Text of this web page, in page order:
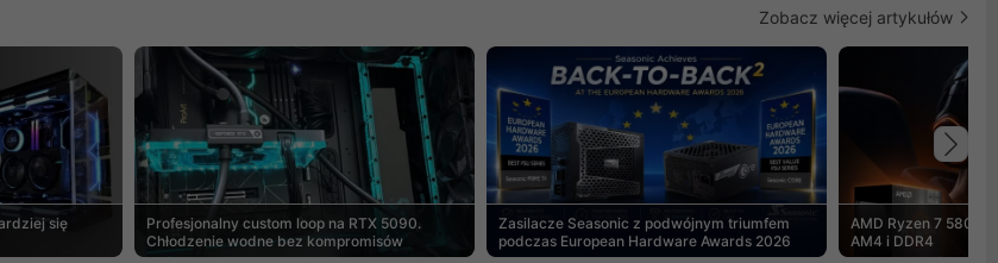
Zobacz więcej artykułów
się
Profesjonalny custom loop na RTX 5090.
Chłodzenie wodne bez kompromisów
Zasilacze Seasonic z podwójnym triumfem
podczas European Hardware Awards 2026
AMD Ryzen 7
AM4 i DDR4